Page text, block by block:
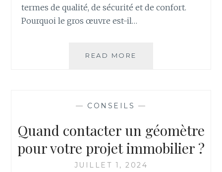
termes de qualité, de sécurité et de confort.
Pourquoi le gros œuvre est-il…
READ MORE
DANS
GROS
ŒUVRE
— CONSEILS —
Quand contacter un géomètre
pour votre projet immobilier ?
JUILLET 1, 2024